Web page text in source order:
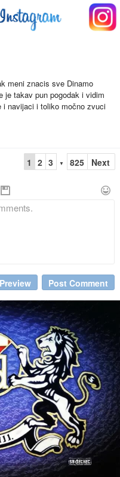
meni znacis sve Dinamo
je takav pun pogodak i vidim
i navijaci i toliko močno zvuci
1 2 3 ▼ 825 Next